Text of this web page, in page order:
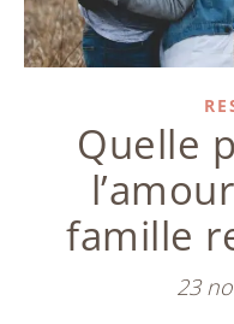
Quelle
famille
23